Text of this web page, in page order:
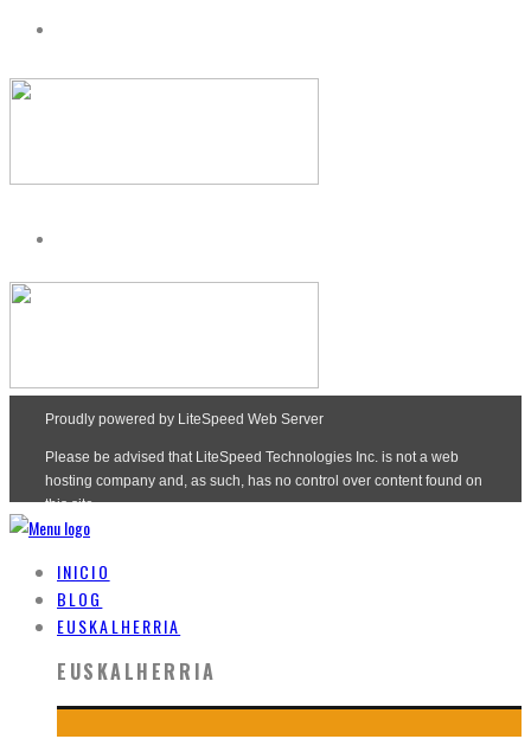
INICIO
BLOG
EUSKALHERRIA
EUSKALHERRIA